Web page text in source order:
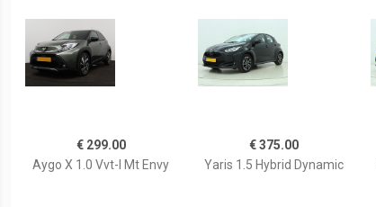
€ 299.00
Aygo X 1.0 Vvt-I Mt Envy
€ 375.00
Yaris 1.5 Hybrid Dynamic